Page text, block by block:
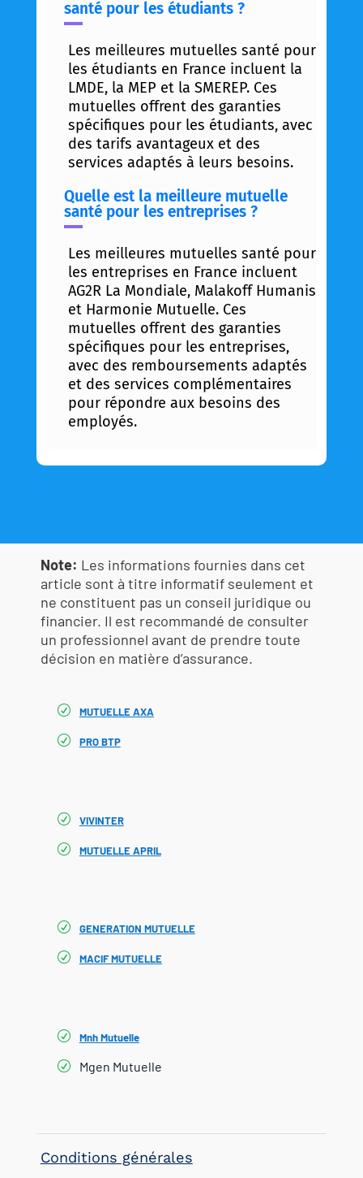
santé pour les étudiants ?
Les meilleures mutuelles santé pour
les étudiants en France incluent la
LMDE, la MEP et la SMEREP. Ces
mutuelles offrent des garanties
spécifiques pour les étudiants, avec
des tarifs avantageux et des
services adaptés à leurs besoins.
Quelle est la meilleure mutuelle
santé pour les entreprises ?
Les meilleures mutuelles santé pour
les entreprises en France incluent
AG2R La Mondiale, Malakoff Humanis
et Harmonie Mutuelle. Ces
mutuelles offrent des garanties
spécifiques pour les entreprises,
avec des remboursements adaptés
et des services complémentaires
pour répondre aux besoins des
employés.
Note: Les informations fournies dans cet
article sont à titre informatif seulement et
ne constituent pas un conseil juridique ou
financier. Il est recommandé de consulter
un professionnel avant de prendre toute
décision en matière d’assurance.
MUTUELLE AXA
PRO BTP
VIVINTER
MUTUELLE APRIL
GENERATION MUTUELLE
MACIF MUTUELLE
Mnh Mutuelle
Mgen Mutuelle
Conditions générales